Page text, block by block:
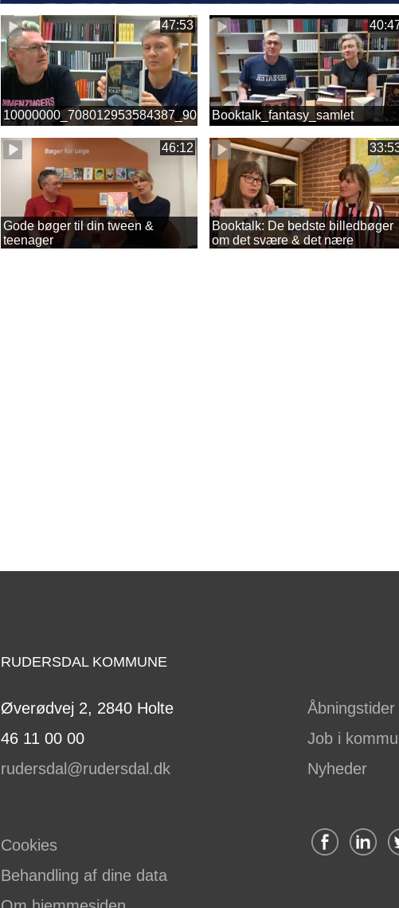
47:53
Booktalk_fantasy_samlet
46:12
Gode bøger til din tween &
teenager
Booktalk: De bedste billedbøger
om det svære & det nære
RUDERSDAL KOMMUNE
Øverødvej 2, 2840 Holte
46 11 00 00
rudersdal@rudersdal.dk
Job i
Nyheder
Cookies
Behandling af dine data